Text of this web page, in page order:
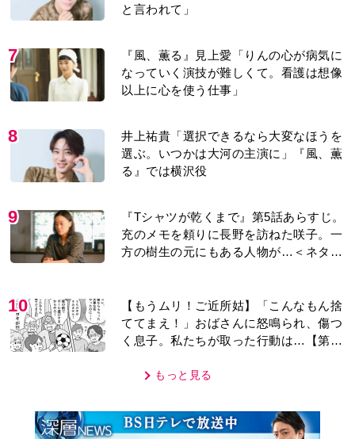
と言われて」
7
『風、薫る』見上愛「りんの心が病気に
なっていく演技が難しくて。看護は想像
以上に心を使う仕事」
8
井上祐貴「選択できるなら大変なほうを
選ぶ。いつかは大河の主演に」『風、薫
る』では横沢役
9
『Tシャツが乾くまで』第5話あらすじ。
充のメモを頼りに長野を訪ねた咲子。一
方の樹生の元にもある人物が…＜ネタバ
10
【もうムリ！ご近所姑】「こんなもん捨
ててまえ！」おばさんに怒鳴られ、傷つ
く息子。私たちが取った行動は…【第3
もっと見る